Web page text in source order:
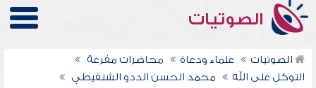
الصوتيات
الصوتيات علماء ودعاة
محاضرات مفرغة
التوكل على الله
محمد الحسن الددو الشنقيطي